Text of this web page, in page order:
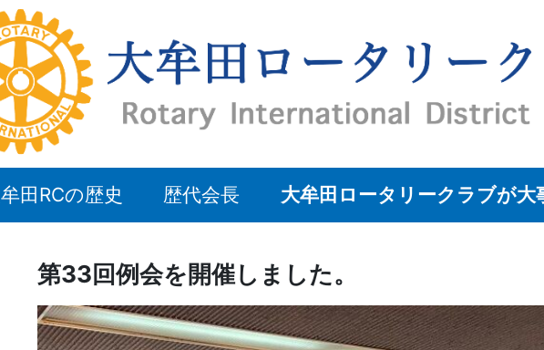
田RCの歴史 歴代会長 大牟田ロータリークラブが
第33回例会を開催しました。